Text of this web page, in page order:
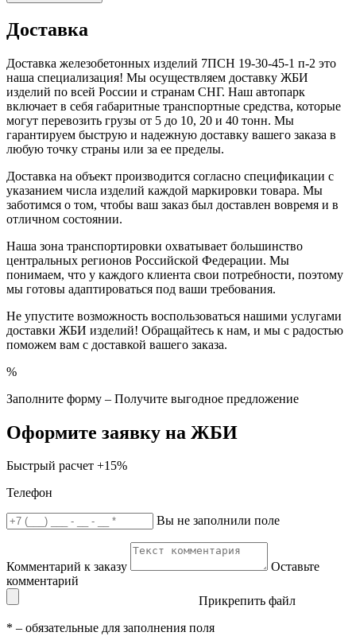
Доставка
Доставка железобетонных изделий 7ПСН 19-30-45-1 п-2 это
наша специализация! Мы осуществляем доставку ЖБИ
изделий по всей России и странам СНГ. Наш автопарк
включает в себя габаритные транспортные средства, которые
могут перевозить грузы от 5 до 10, 20 и 40 тонн. Мы
гарантируем быструю и надежную доставку вашего заказа в
любую точку страны или за ее пределы.
Доставка на объект производится согласно спецификации с
указанием числа изделий каждой маркировки товара. Мы
заботимся о том, чтобы ваш заказ был доставлен вовремя и в
отличном состоянии.
Наша зона транспортировки охватывает большинство
центральных регионов Российской Федерации. Мы
понимаем, что у каждого клиента свои потребности, поэтому
мы готовы адаптироваться под ваши требования.
Не упустите возможность воспользоваться нашими услугами
доставки ЖБИ изделий! Обращайтесь к нам, и мы с радостью
поможем вам с доставкой вашего заказа.
%
Заполните форму – Получите выгодное предложение
Оформите заявку на ЖБИ
Быстрый расчет +15%
Телефон
Вы не заполнили поле
Комментарий к заказу
Оставьте
комментарий
Прикрепить файл
* – обязательные для заполнения поля